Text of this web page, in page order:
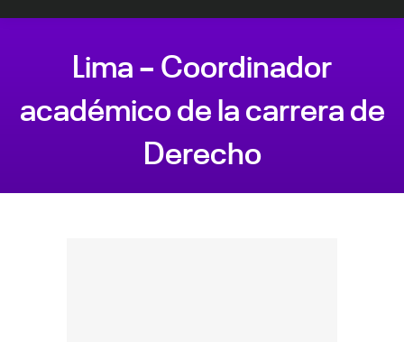
Lima – Coordinador
académico de la carrera de
Derecho